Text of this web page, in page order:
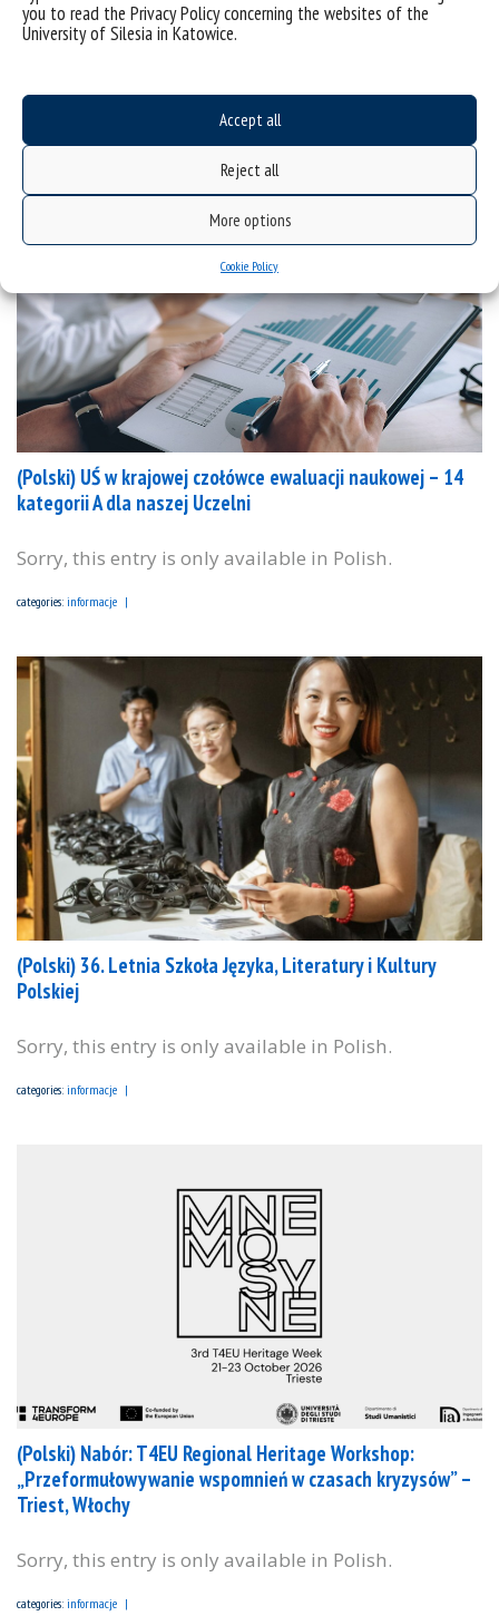
you to read the Privacy Policy concerning the websites of the
University of Silesia in Katowice.
Accept all
Reject all
More options
Cookie Policy
(Polski) Wizyta młodzieży polonijnej na WSNE
(Polski) UŚ w krajowej czołówce ewaluacji naukowej – 14
kategorii A dla naszej Uczelni
Sorry, this entry is only available in Polish.
categories: informacje
(Polski) 36. Letnia Szkoła Języka, Literatury i Kultury
Polskiej
Sorry, this entry is only available in Polish.
categories: informacje
(Polski) Nabór: T4EU Regional Heritage Workshop:
„Przeformułowywanie wspomnień w czasach kryzysów” –
Triest, Włochy
Sorry, this entry is only available in Polish.
categories: informacje